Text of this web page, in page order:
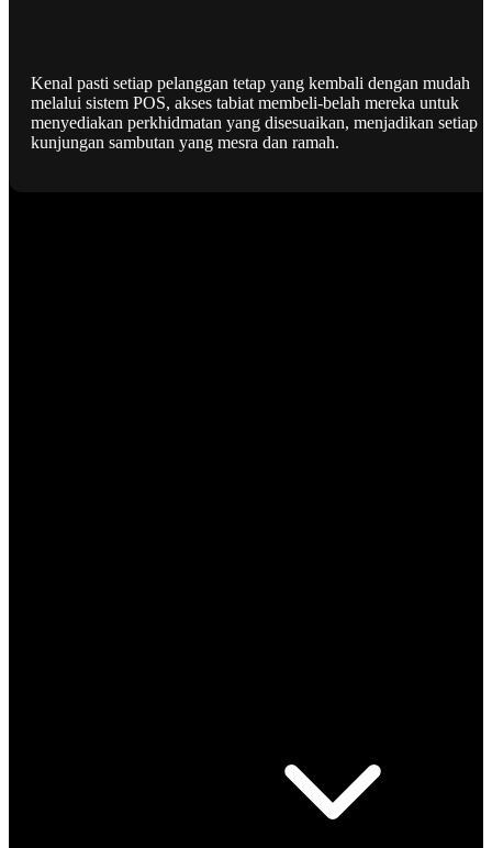
Kenal pasti setiap pelanggan tetap yang kembali dengan mudah
melalui sistem POS, akses tabiat membeli-belah mereka untuk
menyediakan perkhidmatan yang disesuaikan, menjadikan setiap
kunjungan sambutan yang mesra dan ramah.